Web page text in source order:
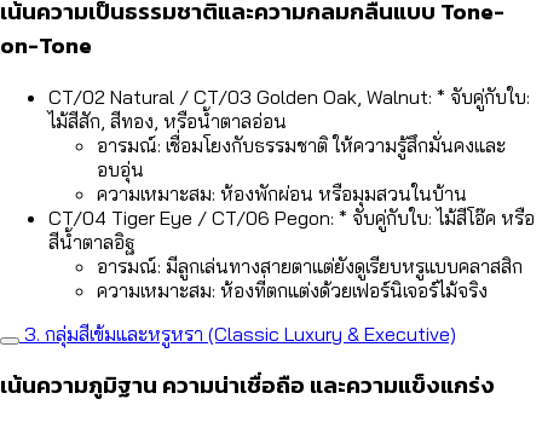
เน้นความเป็นธรรมชาติและความกลมกลืนแบบ Tone-
on-Tone
CT/02 Natural / CT/03 Golden Oak, Walnut: * จับคู่กับใบ:
ไม้สีสัก, สีทอง, หรือน้ำตาลอ่อน
อารมณ์: เชื่อมโยงกับธรรมชาติ ให้ความรู้สึกมั่นคงและ
อบอุ่น
ความเหมาะสม: ห้องพักผ่อน หรือมุมสวนในบ้าน
CT/04 Tiger Eye / CT/06 Pegon: * จับคู่กับใบ: ไม้สีโอ๊ค หรือ
สีน้ำตาลอิฐ
อารมณ์: มีลูกเล่นทางสายตาแต่ยังดูเรียบหรูแบบคลาสสิก
ความเหมาะสม: ห้องที่ตกแต่งด้วยเฟอร์นิเจอร์ไม้จริง
3. กลุ่มสีเข้มและหรูหรา (Classic Luxury & Executive)
เน้นความภูมิฐาน ความน่าเชื่อถือ และความแข็งแกร่ง